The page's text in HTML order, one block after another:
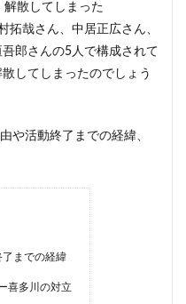
解散してしまった
拓哉さん、中居正広さん、
郎さんの5人で構成されて
してしまったのでしょう
や活動終了までの経緯、
了までの経緯
喜多川の対立